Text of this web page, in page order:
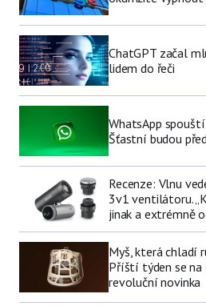
ChatGPT začal
lidem do řeči
WhatsApp
Šťastní budou
Recenze: Vlnu
3v1 ventilátoru.
jinak a extrémně
Myš, která chladí
Příští týden se na
revoluční novinka